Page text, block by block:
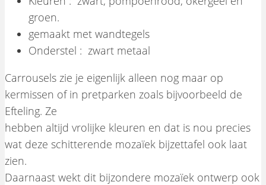
groen.
gemaakt met wandtegels
Onderstel : zwart metaal
Carrousels zie je eigenlijk alleen nog maar op
kermissen of in pretparken zoals bijvoorbeeld de
Efteling. Ze
hebben altijd vrolijke kleuren en dat is nou precies
wat deze schitterende mozaïek bijzettafel ook laat
zien.
Daarnaast wekt dit bijzondere mozaïek ontwerp ook